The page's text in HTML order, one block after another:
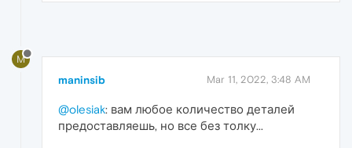
M
maninsib Mar 11, 2022, 3:48 AM
@olesiak: вам любое количество деталей
предоставляешь, но все без толку...